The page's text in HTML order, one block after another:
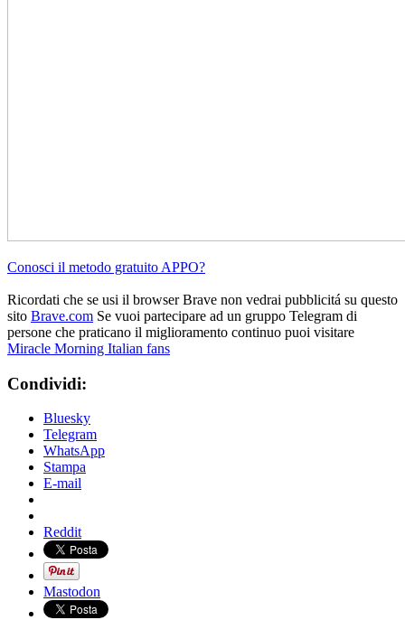
Conosci il metodo gratuito APPO?
Ricordati che se usi il browser Brave non vedrai pubblicitá su questo
sito Brave.com Se vuoi partecipare ad un gruppo Telegram di
persone che praticano il miglioramento continuo puoi visitare
Miracle Morning Italian fans
Condividi:
Bluesky
Telegram
WhatsApp
Stampa
E-mail
Reddit
Mastodon